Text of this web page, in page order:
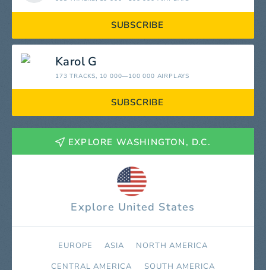
SUBSCRIBE
Karol G
173 TRACKS, 10 000—100 000 AIRPLAYS
SUBSCRIBE
EXPLORE WASHINGTON, D.C.
Explore United States
EUROPE ASIA
NORTH AMERICA
СENTRAL AMERICA
SOUTH AMERICA